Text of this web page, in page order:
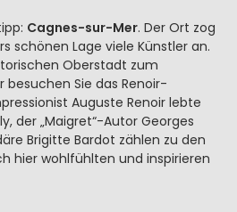
Cagnes-sur-Mer. Der Ort zog
schönen Lage viele Künstler an.
Oberstadt zum
Sie das Renoir-
Auguste Renoir lebte
der „Maigret“-Autor Georges
Brigitte Bardot zählen zu den
hier wohlfühlten und inspirieren